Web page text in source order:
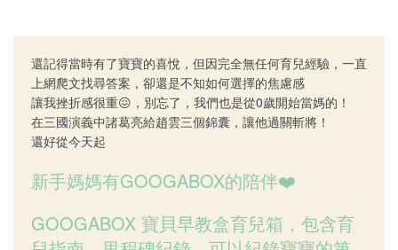
還記得當時有了寶寶的喜悅，但因完全無任何育兒經驗，一直
上網爬文找尋答案，卻還是不知如何選擇的焦慮感
讓我挫折感很重😖，別忘了，我們也是從0歲開始當媽的！
在三國演義中諸葛亮給趙雲三個錦囊，讓他過關斬將！
還好從今天起
新手媽媽有GOOGABOX的陪伴❤️
GOOGABOX 寶貝早教盒育兒箱，包含育